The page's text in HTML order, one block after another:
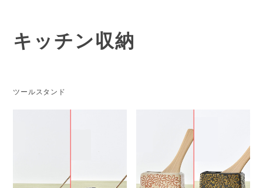
キッチン収納
ツールスタンド